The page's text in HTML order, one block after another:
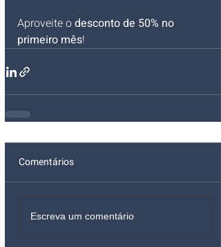
Aproveite o desconto de 50% no
primeiro mês!
Comentários
Escreva um comentário